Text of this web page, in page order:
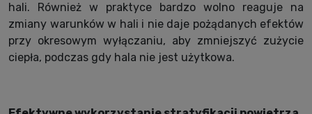
hali. Również w praktyce bardzo wolno reaguje na
zmiany warunków w hali i nie daje pożądanych efektów
przy okresowym wyłączaniu, aby zmniejszyć zużycie
ciepła, podczas gdy hala nie jest użytkowa.